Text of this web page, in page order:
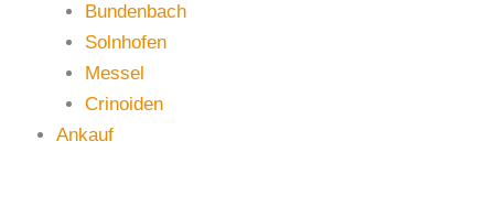
Bundenbach
Solnhofen
Messel
Crinoiden
Ankauf